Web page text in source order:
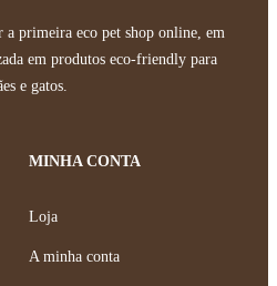
a primeira eco pet shop online, em
em produtos eco-friendly para
e gatos.
MINHA CONTA
Loja
A minha conta